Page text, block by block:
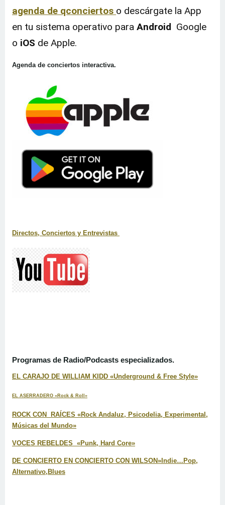
agenda de qconciertos o descárgate la App
en tu sistema operativo para Android Google
o iOS de Apple.
Agenda de conciertos interactiva.
Directos, Conciertos y Entrevistas
Programas de Radio/Podcasts especializados.
EL CARAJO DE WILLIAM KIDD «Underground & Free Style»
EL ASERRADERO «Rock & Roll»
ROCK CON RAÍCES «Rock Andaluz, Psicodelia, Experimental,
Músicas del Mundo»
VOCES REBELDES «Punk, Hard Core»
DE CONCIERTO EN CONCIERTO CON WILSON»Indie…Pop,
Alternativo,Blues